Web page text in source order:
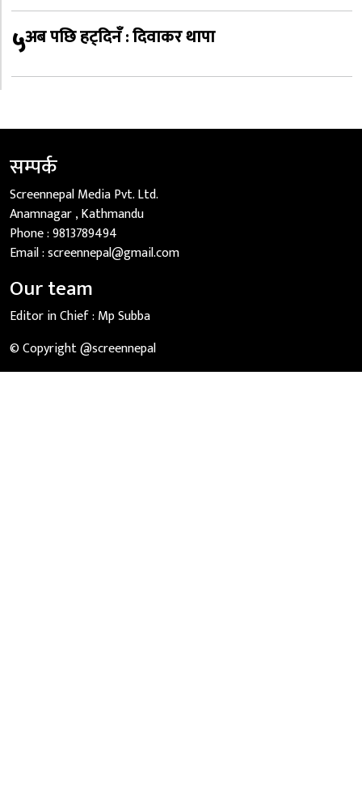
५अब पछि हट्दिनँ : दिवाकर थापा
सम्पर्क
Screennepal Media Pvt. Ltd.
Anamnagar , Kathmandu
Phone :9813789494
Email :screennepal@gmail.com
Our team
Editor in Chief : Mp Subba
© Copyright @screennepal